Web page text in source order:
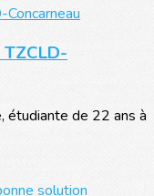
étudiante de 22 ans à